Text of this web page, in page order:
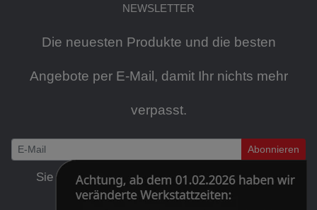
NEWSLETTER
Die neuesten Produkte und die besten
Angebote per E-Mail, damit Ihr nichts mehr
verpasst.
Abonnieren
Sie können den Newsletter jederzeit kostenlos